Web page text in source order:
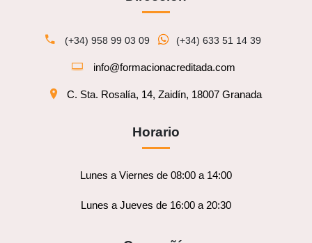
(+34) 958 99 03 09 (+34) 633 51 14 39
info@formacionacreditada.com
C. Sta. Rosalía, 14, Zaidín, 18007 Granada
Horario
Lunes a Viernes de 08:00 a 14:00
Lunes a Jueves de 16:00 a 20:30